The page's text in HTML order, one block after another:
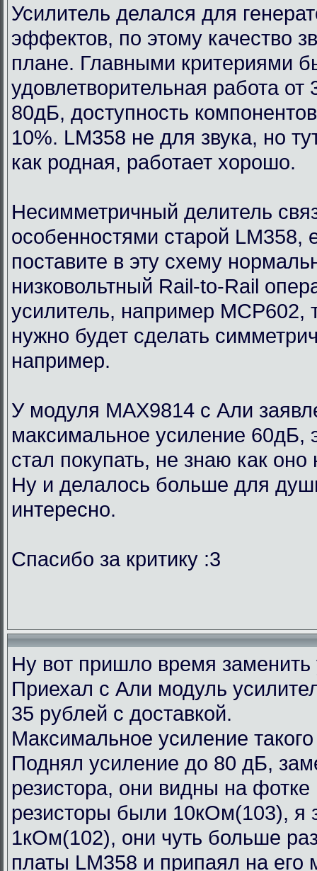
Усилитель делался для
эффектов, по этому качество
плане. Главными критериями
удовлетворительная работа
80дБ, доступность
10%. LM358 не для звука, но
как родная, работает хорошо.
Несимметричный делитель
особенностями старой LM358,
поставите в эту схему
низковольтный Rail-to-Rail
усилитель, например MCP602,
нужно будет сделать
например.
У модуля MAX9814 с Али
максимальное усиление 60дБ,
стал покупать, не знаю как
Ну и делалось больше для
интересно.
Спасибо за критику :3
Ну вот пришло время
Приехал с Али модуль
35 рублей с доставкой.
Максимальное усиление
Поднял усиление до 80 дБ,
резистора, они видны на
резисторы были 10кОм(103), я
1кОм(102), они чуть больше
платы LM358 и припаял на его